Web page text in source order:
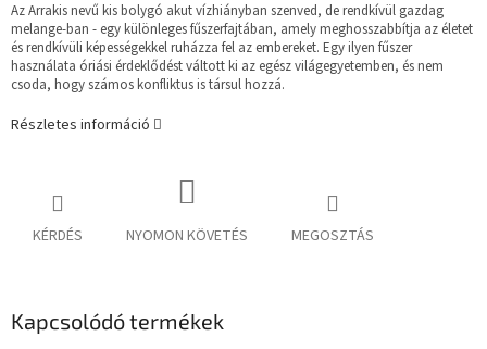
Az Arrakis nevű kis bolygó akut vízhiányban szenved, de rendkívül gazdag
melange-ban - egy különleges fűszerfajtában, amely meghosszabbítja az életet
és rendkívüli képességekkel ruházza fel az embereket. Egy ilyen fűszer
használata óriási érdeklődést váltott ki az egész világegyetemben, és nem
csoda, hogy számos konfliktus is társul hozzá.
Részletes információ
KÉRDÉS NYOMON KÖVETÉS MEGOSZTÁS
Kapcsolódó termékek